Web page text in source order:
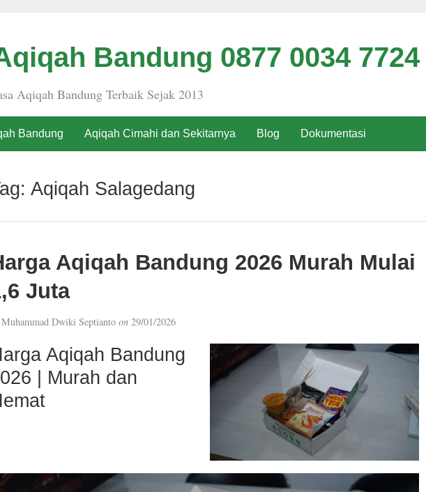
Bandung 0877 0034 7724
Aqiqah Bandung Terbaik Sejak 2013
Bandung Aqiqah Cimahi dan Sekitarnya Blog Dokumentasi
Aqiqah Salagedang
Aqiqah Bandung 2026 Murah Mulai
Juta
Dwiki Septianto on29/01/2026
Aqiqah Bandung
| Murah dan